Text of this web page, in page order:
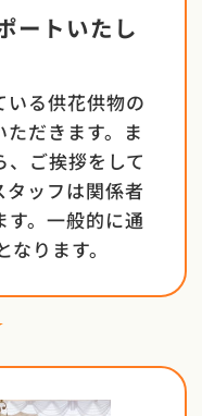
ートいたし
いる供花供物の
だきます。ま
、ご挨拶をして
タッフは関係者
す。一般的に通
ります。